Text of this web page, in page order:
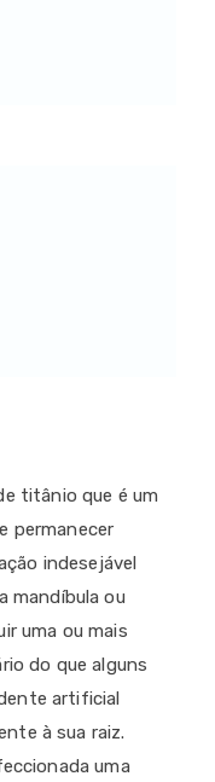
titânio que é um
permanecer
indesejável
mandíbula ou
uma ou mais
do que alguns
artificial
à sua raiz.
uma